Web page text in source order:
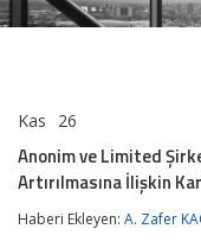
Kas 26
Limited
Şirketler
En
Anonim ve Limited
Artırılmasına İlişkin
Haberi Ekleyen: A. Zafer